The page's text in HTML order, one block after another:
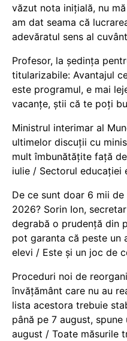
văzut nota inițială, nu
am dat seama că
adevăratul sens al
Profesor, la ședința
titularizabile: Avantajul
este programul, e mai
vacanţe, știi că te poți
Ministrul interimar al
ultimelor discuții cu
mult îmbunătățite față
iulie / Sectorul educației
De ce sunt doar 6 mii
2026? Sorin Ion,
degrabă o prudență din
pot garanta că peste un
elevi / Este și un joc de
Proceduri noi de
învățământ care nu au
lista acestora trebuie
până pe 7 august,
august / Toate măsurile